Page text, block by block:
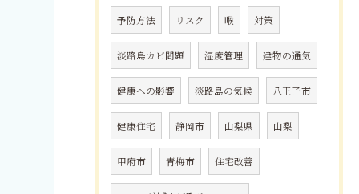
予防方法 リスク 喉 対策
淡路島カビ問題 湿度管理 建物の通気
健康への影響 淡路島の気候 八王子市
健康住宅 静岡市 山梨県 山梨
甲府市 青梅市 住宅改善